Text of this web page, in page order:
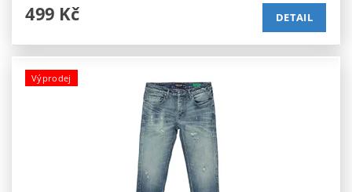
499 Kč DETAIL
Výprodej